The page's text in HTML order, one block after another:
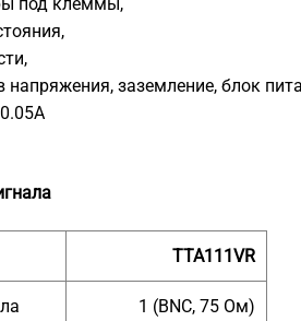
напряжения, заземление, блок
TTA111VR
1 (BNC, 75 Ом)